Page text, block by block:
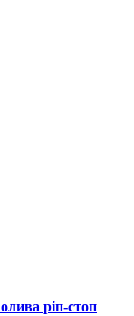
ріп-стоп